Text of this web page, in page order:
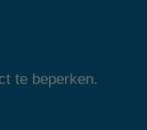
te beperken.